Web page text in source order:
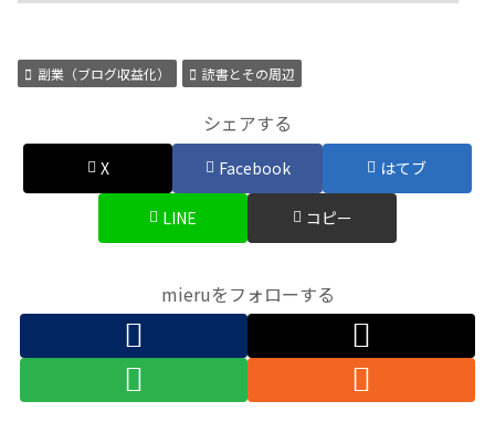
副業（ブログ収益化） 読書とその周辺
シェアする
X Facebook はてブ
LINE コピー
mieruをフォローする